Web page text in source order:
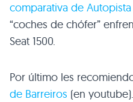
comparativa de Autopista
“coches de chófer”
Seat 1500.
Por último les
de Barreiros (en youtube).